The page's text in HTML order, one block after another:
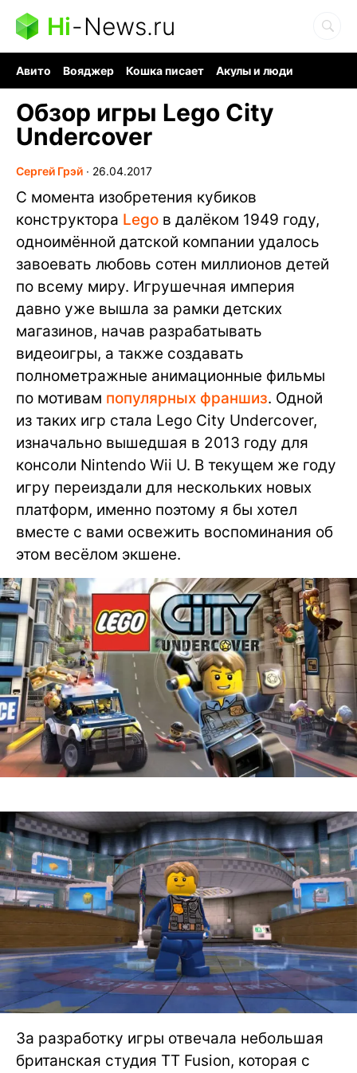
Hi-News.ru
Авито Вояджер Кошка писает
Акулы и люди
Обзор игры Lego City
Undercover
Сергей Грэй ∙ 26.04.2017
С момента изобретения кубиков
конструктора Lego в далёком 1949 году,
одноимённой датской компании удалось
завоевать любовь сотен миллионов детей
по всему миру. Игрушечная империя
давно уже вышла за рамки детских
магазинов, начав разрабатывать
видеоигры, а также создавать
полнометражные анимационные фильмы
по мотивам популярных франшиз. Одной
из таких игр стала Lego City Undercover,
изначально вышедшая в 2013 году для
консоли Nintendo Wii U. В текущем же году
игру переиздали для нескольких новых
платформ, именно поэтому я бы хотел
вместе с вами освежить воспоминания об
этом весёлом экшене.
За разработку игры отвечала небольшая
британская студия TT Fusion, которая с